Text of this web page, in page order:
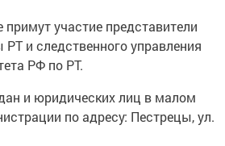
участие представители
РТ и следственного управления
РФ по РТ.
и юридических лиц в малом
по адресу: Пестрецы, ул.